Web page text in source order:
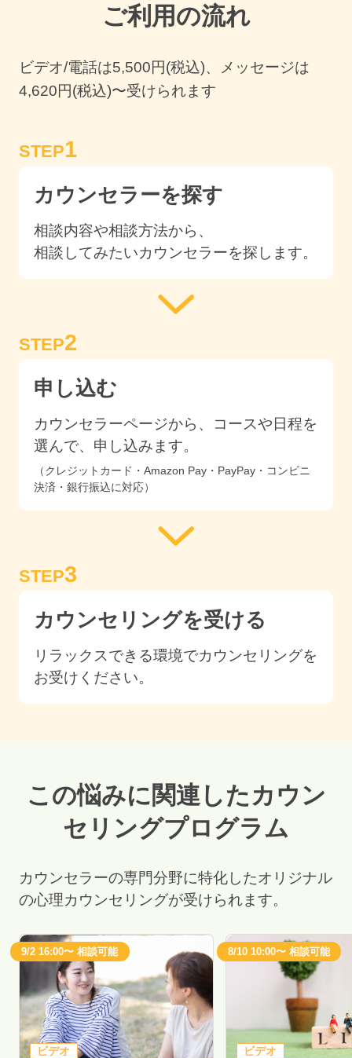
ご利用の流れ
ビデオ/電話は5,500円(税込)、メッセージは
4,620円(税込)〜受けられます
STEP1
カウンセラーを探す
相談内容や相談方法から、
相談してみたいカウンセラーを探します。
STEP2
申し込む
カウンセラーページから、コースや日程を
選んで、申し込みます。
（クレジットカード・Amazon Pay・PayPay・コンビニ
決済・銀行振込に対応）
STEP3
カウンセリングを受ける
リラックスできる環境でカウンセリングを
お受けください。
この悩みに関連したカウン
セリングプログラム
カウンセラーの専門分野に特化したオリジナル
の心理カウンセリングが受けられます。
9/2 16:00〜 相談可能
ビデオ
8/10 10:00〜 相談可能
ビデオ